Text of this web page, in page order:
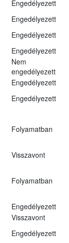
Engedélyezett
Engedélyezett
Engedélyezett
Engedélyezett
Nem
engedélyezett
Engedélyezett
Engedélyezett
Folyamatban
Visszavont
Folyamatban
Engedélyezett
Visszavont
Engedélyezett